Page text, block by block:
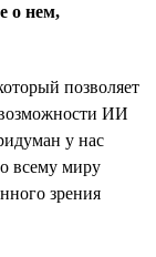
о нем,
позволяет
возможности ИИ
у нас
всему миру
зрения